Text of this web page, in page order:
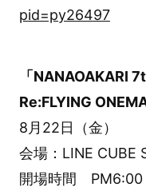
pid=py26497
「NANAOAKARI
Re:FLYING
8月22日（金）
会場：LINE CUBE
開場時間